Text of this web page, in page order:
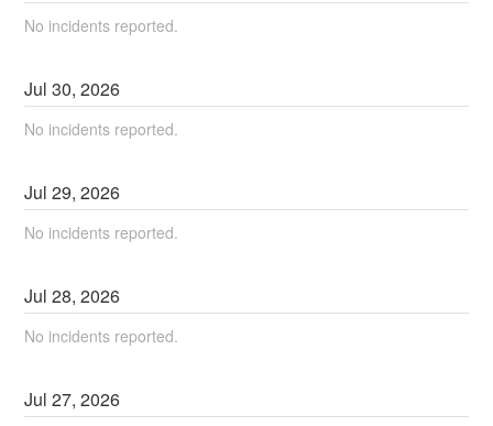
No incidents reported.
Jul30,2026
No incidents reported.
Jul29,2026
No incidents reported.
Jul28,2026
No incidents reported.
Jul27,2026